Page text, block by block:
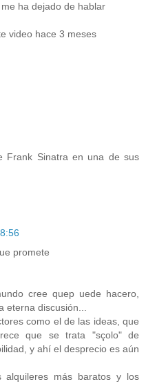
ha dejado de hablar
video hace 3 meses
Frank Sinatra en una de sus
promete
cree quep uede hacero,
eterna discusión...
como el de las ideas, que
que se trata "sçolo" de
y ahí el desprecio es aún
más baratos y los